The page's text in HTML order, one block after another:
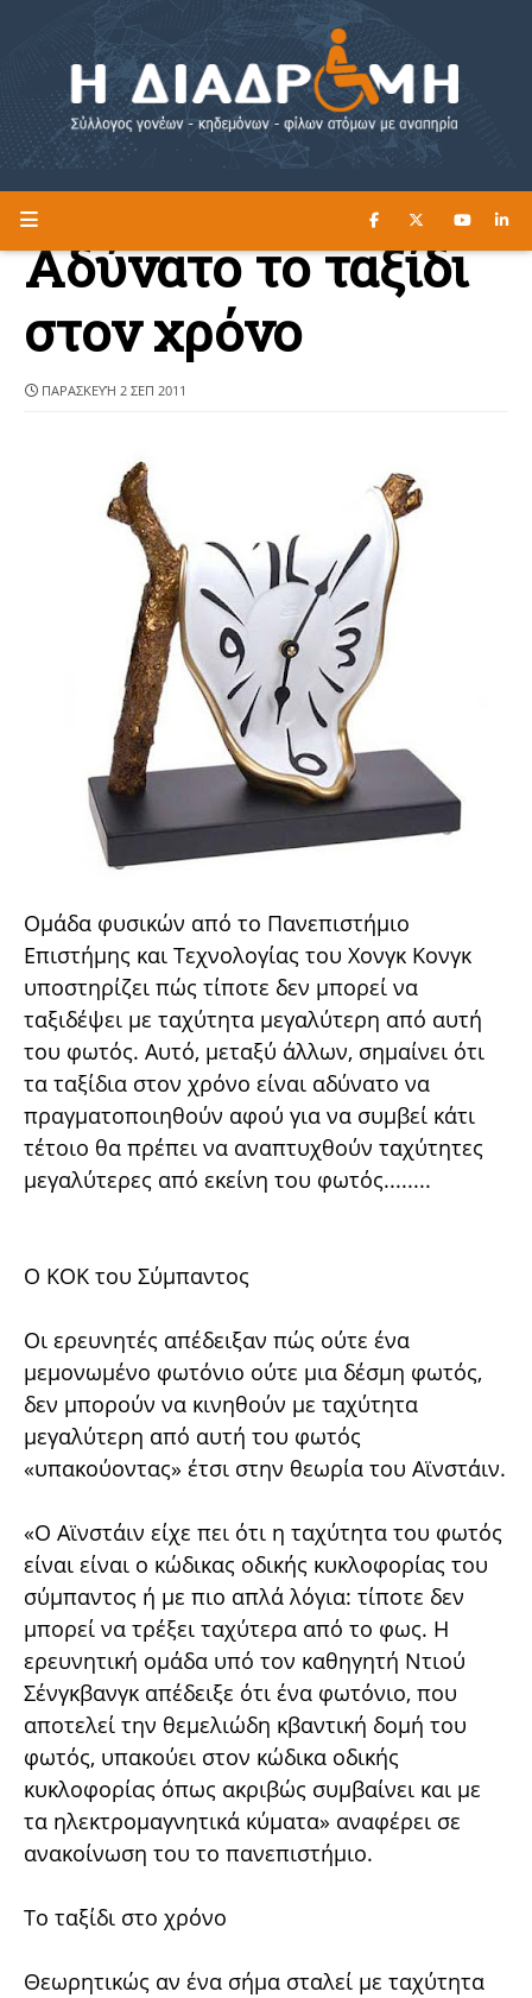
Η ΔΙΑΔΡΟΜΗ ΔΙΑΒΑΣΤΕ ΕΔΩ ►
Αδύνατο το ταξίδι
στον χρόνο
ΠΑΡΑΣΚΕΥΉ 2 ΣΕΠ 2011
Ομάδα φυσικών από το Πανεπιστήμιο
Επιστήμης και Τεχνολογίας του Χονγκ Κονγκ
υποστηρίζει πώς τίποτε δεν μπορεί να
ταξιδέψει με ταχύτητα μεγαλύτερη από αυτή
του φωτός. Αυτό, μεταξύ άλλων, σημαίνει ότι
τα ταξίδια στον χρόνο είναι αδύνατο να
πραγματοποιηθούν αφού για να συμβεί κάτι
τέτοιο θα πρέπει να αναπτυχθούν ταχύτητες
μεγαλύτερες από εκείνη του φωτός........
Ο ΚΟΚ του Σύμπαντος
Οι ερευνητές απέδειξαν πώς ούτε ένα
μεμονωμένο φωτόνιο ούτε μια δέσμη φωτός,
δεν μπορούν να κινηθούν με ταχύτητα
μεγαλύτερη από αυτή του φωτός
«υπακούοντας» έτσι στην θεωρία του Αϊνστάιν.
«Ο Αϊνστάιν είχε πει ότι η ταχύτητα του φωτός
είναι είναι ο κώδικας οδικής κυκλοφορίας του
σύμπαντος ή με πιο απλά λόγια: τίποτε δεν
μπορεί να τρέξει ταχύτερα από το φως. Η
ερευνητική ομάδα υπό τον καθηγητή Ντιού
Σένγκβανγκ απέδειξε ότι ένα φωτόνιο, που
αποτελεί την θεμελιώδη κβαντική δομή του
φωτός, υπακούει στον κώδικα οδικής
κυκλοφορίας όπως ακριβώς συμβαίνει και με
τα ηλεκτρομαγνητικά κύματα» αναφέρει σε
ανακοίνωση του το πανεπιστήμιο.
Το ταξίδι στο χρόνο
Θεωρητικώς αν ένα σήμα σταλεί με ταχύτητα